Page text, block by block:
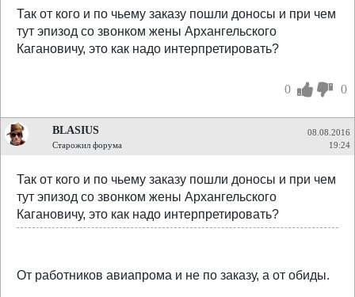
Так от кого и по чьему заказу пошли доносы и при чем
тут эпизод со звонком жены Архангельского
Кагановичу, это как надо интерпретировать?
0 0
BLASIUS
Старожил форума
08.08.2016
19:24
Так от кого и по чьему заказу пошли доносы и при чем
тут эпизод со звонком жены Архангельского
Кагановичу, это как надо интерпретировать?
От работников авиапрома и не по заказу, а от обиды.